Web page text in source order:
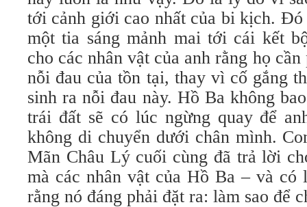
tới cảnh giới cao nhất của bi kịch.
một tia sáng mảnh mai tới cái kết
cho các nhân vật của anh rằng họ
nỗi đau của tồn tại, thay vì cố gắng
sinh ra nỗi đau này. Hồ Ba không
trái đất sẽ có lúc ngừng quay để
không di chuyển dưới chân mình.
Mãn Châu Lý cuối cùng đã trả lời
mà các nhân vật của Hồ Ba – và có
rằng nó đáng phải đặt ra: làm sao để